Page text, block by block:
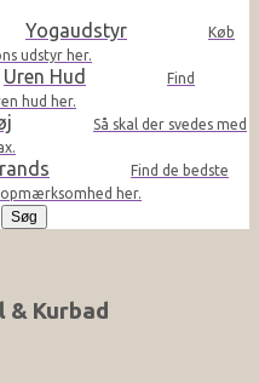
Yogaudstyr
Køb
udstyr her.
Uren Hud
Find
hud her.
Så skal der svedes med
Find de bedste
her.
& Kurbad